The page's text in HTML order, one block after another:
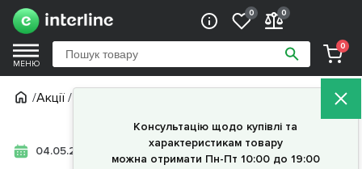
0 0
МЕНЮ
0
/Акції /
04.05.2026 - 31.05.2026
Консультацію щодо купівлі та
характеристикам товару
можна отримати Пн-Пт 10:00 до 19:00